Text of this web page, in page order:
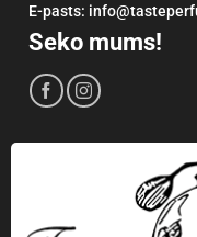
E-pasts:
Seko mums!